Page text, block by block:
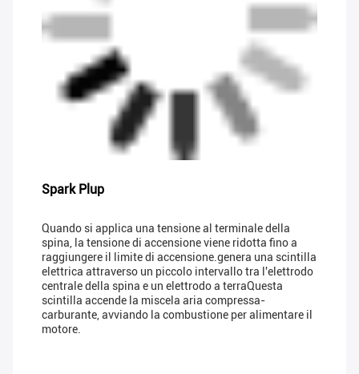
Spark Plup
Quando si applica una tensione al terminale della
spina, la tensione di accensione viene ridotta fino a
raggiungere il limite di accensione.genera una scintilla
elettrica attraverso un piccolo intervallo tra l'elettrodo
centrale della spina e un elettrodo a terraQuesta
scintilla accende la miscela aria compressa-
carburante, avviando la combustione per alimentare il
motore.